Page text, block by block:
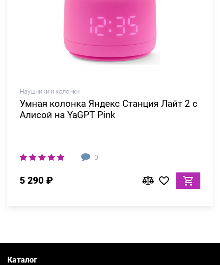
Наушники и колонки
Умная колонка Яндекс Станция Лайт 2 c
Алисой на YaGPT Pink
0
5 290 ₽
Каталог